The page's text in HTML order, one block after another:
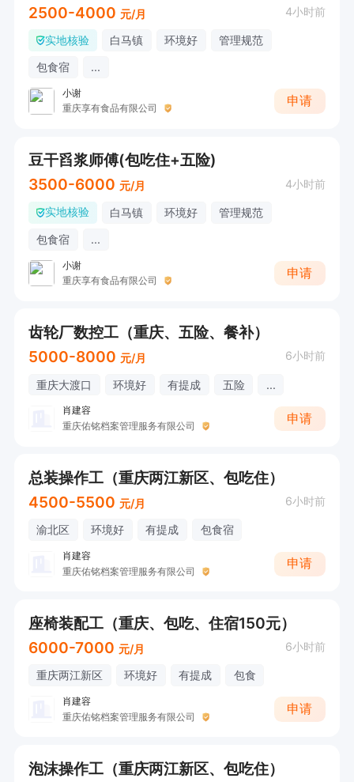
2500-4000 元/月 4小时前
实地核验 白马镇 环境好
管理规范
包食宿
...
小谢
重庆享有食品有限公司
申请
豆干舀浆师傅(包吃住+五险)
3500-6000 元/月 4小时前
实地核验 白马镇 环境好
管理规范
包食宿
...
小谢
重庆享有食品有限公司
申请
齿轮厂数控工（重庆、五险、餐补）
5000-8000 元/月 6小时前
重庆大渡口 环境好 有提成 五险 ...
肖建容
重庆佑铭档案管理服务有限公司
申请
总装操作工（重庆两江新区、包吃住）
4500-5500 元/月 6小时前
渝北区 环境好 有提成 包食宿
肖建容
重庆佑铭档案管理服务有限公司
申请
座椅装配工（重庆、包吃、住宿150元）
6000-7000 元/月 6小时前
重庆两江新区 环境好 有提成 包食
肖建容
重庆佑铭档案管理服务有限公司
申请
泡沫操作工（重庆两江新区、包吃住）